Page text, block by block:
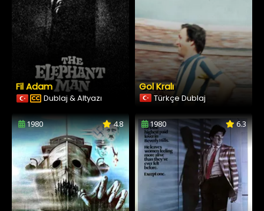
Fil Adam
Dublaj & Altyazı
Gol Kralı
Türkçe Dublaj
1980 4.8 1980 6.3